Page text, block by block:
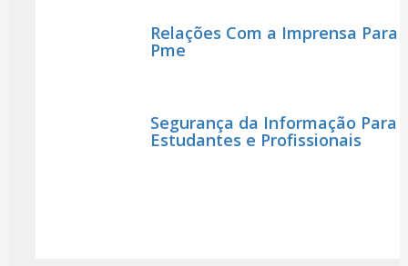
Relações Com a Imprensa Para
Pme
Segurança da Informação Para
Estudantes e Profissionais